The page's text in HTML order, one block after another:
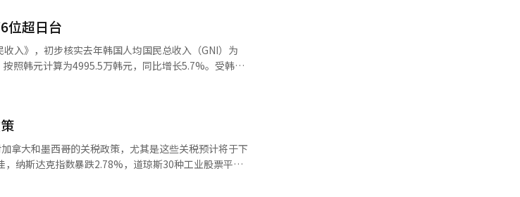
的关税政策仍在持续扩大，
拿大实施25%关税，而墨西哥也是PC行业的重要生
等地）被加征额外关税，我们会像调整中国供应链一
”此外，惠普计划在2025年内裁员最多2000人以降低
通信大会
韩联社】
众对《编号17》的评分则低于其其他作品，如《杀
。 尽管面临挑战，华纳兄弟全球
表示：“全球5300万美元的开局是个不错的数字，尽
近一个月，而新上映的大片只有《编号17》一部。在
2020年2月获得奥斯卡奖后，曾在北美影院票房逆
比亚迪方面对此提交承诺书，称未来会通过软件更新
最坏的情况下，ATTO 3可能无法获得任何补贴。如
成为空谈。 此外，ATTO 3尚未完成韩
再推迟，从中国运抵韩国的车辆依旧滞留在平泽港，
国电动汽车品牌有所顾
比优势吸引不少消费者。ATTO 3在开启预售一周内即
ATTO 3交付延期，准确交付时间尚无法确定。 与此
布详细说明或正式公告，仅通过经销商反复传达“请耐
中心和韩国消费者院提交投诉。 截至5日，比
位超日台
入》，初步核实去年韩国人均国民总收入（GNI）为
照韩元计算为4995.5万韩元，同比增长5.7%。受韩元
实际国民生产总值
将高于中国台湾和日本。 央行称，去年韩
过5000万的国家中，韩国的人均GNI仅次于美国、德
但根据国际货币基金组织（IMF）的预测大约为3.85万
拿大和墨西哥的关税政策，尤其是这些关税预计将于下
纳斯达克指数暴跌2.78%，道琼斯30种工业股票平均